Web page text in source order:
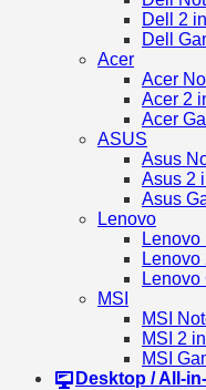
Dell 2
Dell
Acer
Acer
Acer 2
Acer
ASUS
Asus
Asus 2
Asus
Lenovo
Lenovo
Lenovo
MSI
MSI
MSI 2
MSI
Desktop / All-